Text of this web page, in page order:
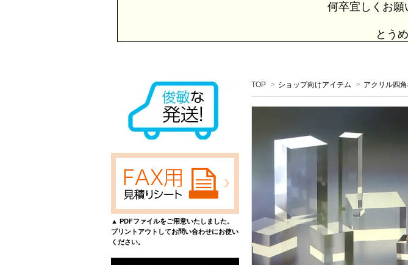
何卒宜しくお願
とう
▲ PDFファイルをご用意いたしました。
プリントアウトしてお問い合わせにお使い
ください。
TOP > ショップ向けアイテム > アクリル四